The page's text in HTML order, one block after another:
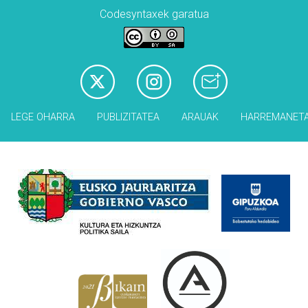
Codesyntaxek garatua
LEGE OHARRA PUBLIZITATEA ARAUAK